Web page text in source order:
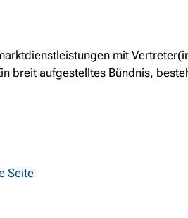
mit
breit aufgestelltes Bündnis,
Seite